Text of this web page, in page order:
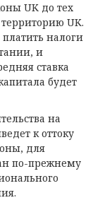
UK до тех
UK.
налоги
и
ставка
будет
на
к оттоку
для
по-прежнему